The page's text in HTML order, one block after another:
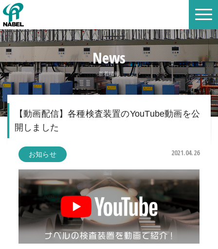
News
新着情報
【動画配信】各種検査装置のYouTube動画を公
開しました
お知らせ 2021.04.26